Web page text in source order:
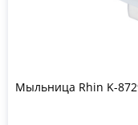
Мыльница Rhin K-